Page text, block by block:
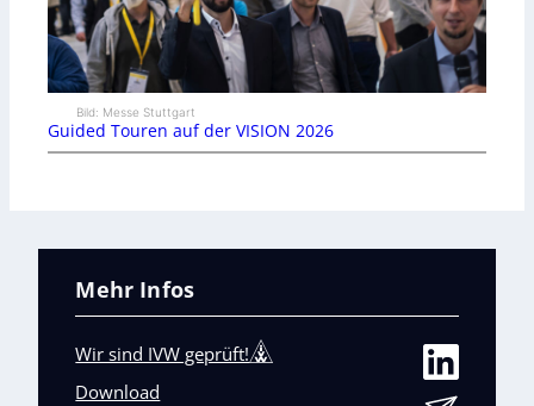
Bild: Messe Stuttgart
Guided Touren auf der VISION 2026
Mehr Infos
Wir sind IVW geprüft!
Download